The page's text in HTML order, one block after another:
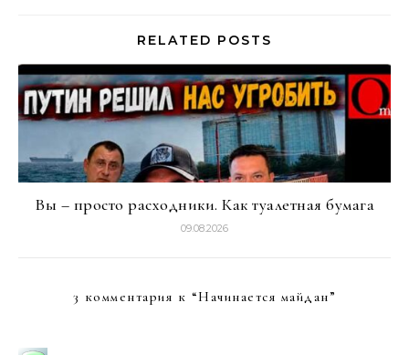
RELATED POSTS
Вы – просто расходники. Как туалетная бумага
09.08.2026
3 комментария к “Начинается майдан”